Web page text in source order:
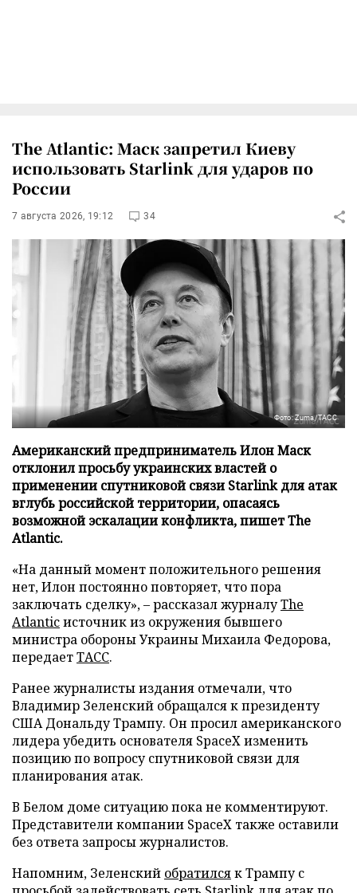
The Atlantic: Маск запретил Киеву
использовать Starlink для ударов по
России
7 августа 2026, 19:12 34
Фото: Zuma/ТАСС
Американский предприниматель Илон Маск
отклонил просьбу украинских властей о
применении спутниковой связи Starlink для атак
вглубь российской территории, опасаясь
возможной эскалации конфликта, пишет The
Atlantic.
«На данный момент положительного решения
нет, Илон постоянно повторяет, что пора
заключать сделку», – рассказал журналуThe
Atlanticисточник из окружения бывшего
министра обороны Украины Михаила Федорова,
передаетТАСС.
Ранее журналисты издания отмечали, что
Владимир Зеленский обращался к президенту
США Дональду Трампу. Он просил американского
лидера убедить основателя SpaceX изменить
позицию по вопросу спутниковой связи для
планирования атак.
В Белом доме ситуацию пока не комментируют.
Представители компании SpaceX также оставили
без ответа запросы журналистов.
Напомним, Зеленский обратилсяк Трампу с